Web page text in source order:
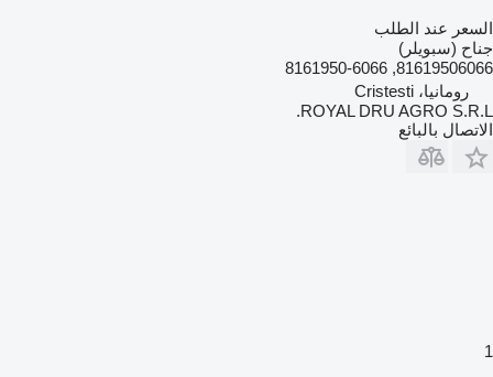
السعر عند الطلب
جناح (سبويلر)
81619506066, 8161950-6066
رومانيا، Cristesti
ROYAL DRU AGRO S.R.L.
الاتصال بالبائع
1